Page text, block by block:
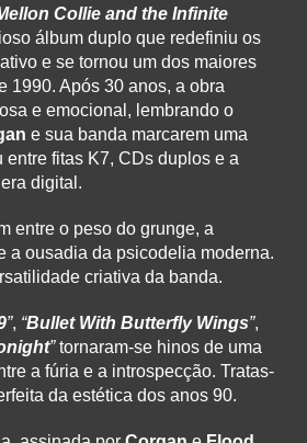
Collie and the Infinite
álbum duplo que redefiniu os
e se tornou um dos maiores
1990. Após 30 anos, a obra
e emocional, lembrando o
e sua banda marcarem uma
entre fitas K7, CDs duplos e a
digital.
entre o peso do grunge, a
a ousadia da psicodelia moderna.
criativa da banda.
”, “Bullet With Butterfly Wings”,
”tornaram-se hinos de uma
a fúria e a introspecção. Tratas-
da estética dos anos 90.